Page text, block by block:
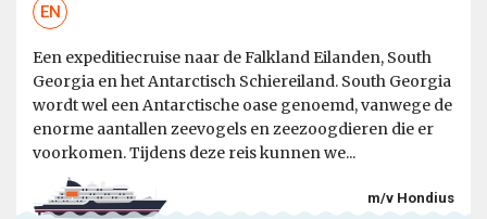
EN
Een expeditiecruise naar de Falkland Eilanden, South
Georgia en het Antarctisch Schiereiland. South Georgia
wordt wel een Antarctische oase genoemd, vanwege de
enorme aantallen zeevogels en zeezoogdieren die er
voorkomen. Tijdens deze reis kunnen we...
m/v Hondius